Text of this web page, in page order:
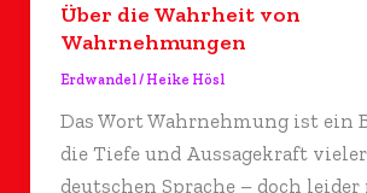
Über die Wahrheit von
Wahrnehmungen
Erdwandel/ Heike Hösl
Das Wort Wahrnehmung ist ein
die Tiefe und Aussagekraft
deutschen Sprache – doch